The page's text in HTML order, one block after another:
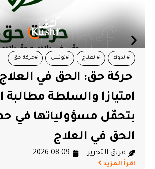
#الدواء #العلاج #تونس #حركة حق
حركة حق: الحق في
امتيازا والسلطة مطالبة
بتحمّل مسؤولياتها في
الحق في العلاج
فريق التحرير 2026.08.09
اقرأ المزيد